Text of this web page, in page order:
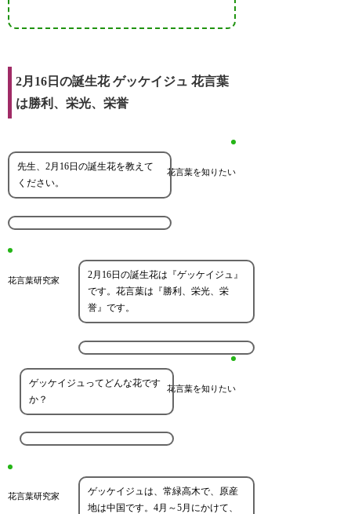
2月16日の誕生花 ゲッケイジュ 花言葉
は勝利、栄光、栄誉
花言葉を知りたい
先生、2月16日の誕生花を教えて
ください。
花言葉研究家
2月16日の誕生花は『ゲッケイジュ』
です。花言葉は『勝利、栄光、栄
誉』です。
花言葉を知りたい
ゲッケイジュってどんな花です
か？
花言葉研究家
ゲッケイジュは、常緑高木で、原産
地は中国です。4月～5月にかけて、